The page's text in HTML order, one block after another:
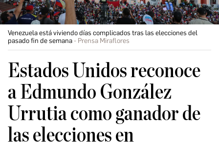
Venezuela está viviendo días complicados tras las elecciones del
pasado fin de semana
Prensa Miraflores
Estados Unidos reconoce
a Edmundo González
Urrutia como ganador de
las elecciones en